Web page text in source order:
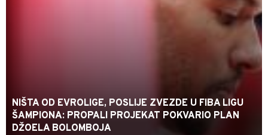
NIŠTA OD EVROLIGE, POSLIJE ZVEZDE U FIBA LIGU
ŠAMPIONA: PROPALI PROJEKAT POKVARIO PLAN
DŽOELA BOLOMBOJA